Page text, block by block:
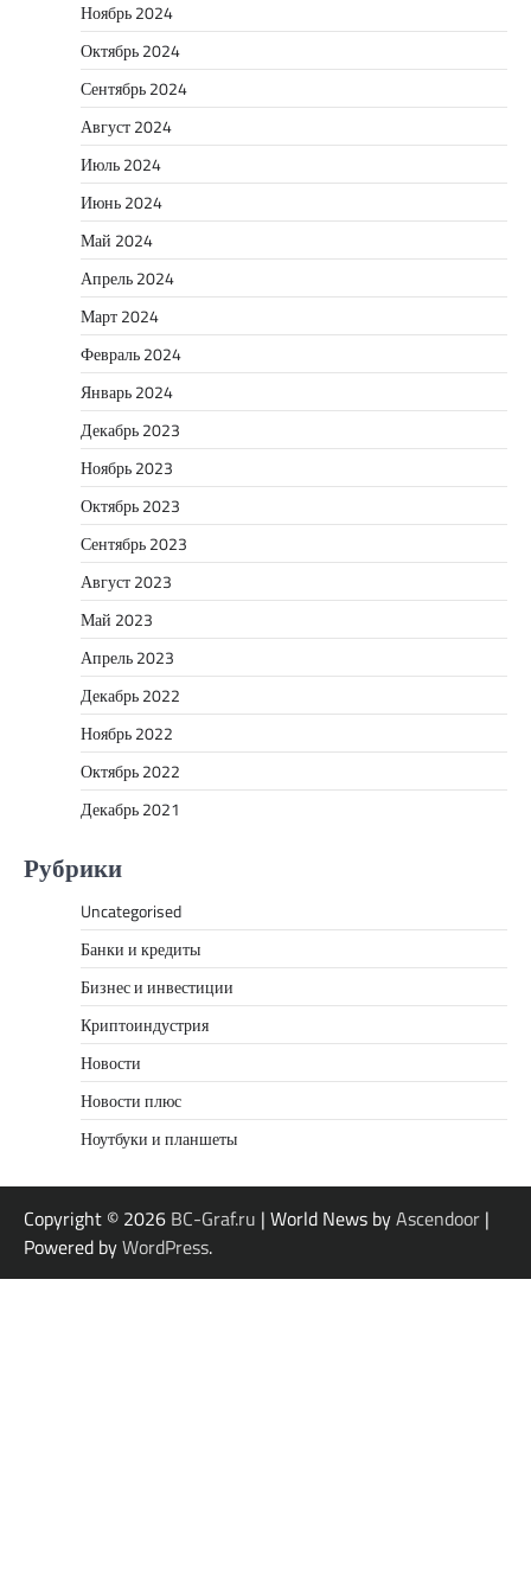
Ноябрь 2024
Октябрь 2024
Сентябрь 2024
Август 2024
Июль 2024
Июнь 2024
Май 2024
Апрель 2024
Март 2024
Февраль 2024
Январь 2024
Декабрь 2023
Ноябрь 2023
Октябрь 2023
Сентябрь 2023
Август 2023
Май 2023
Апрель 2023
Декабрь 2022
Ноябрь 2022
Октябрь 2022
Декабрь 2021
Рубрики
Uncategorised
Банки и кредиты
Бизнес и инвестиции
Криптоиндустрия
Новости
Новости плюс
Ноутбуки и планшеты
Copyright © 2026 BC-Graf.ru | World News byAscendoor |
Powered byWordPress.